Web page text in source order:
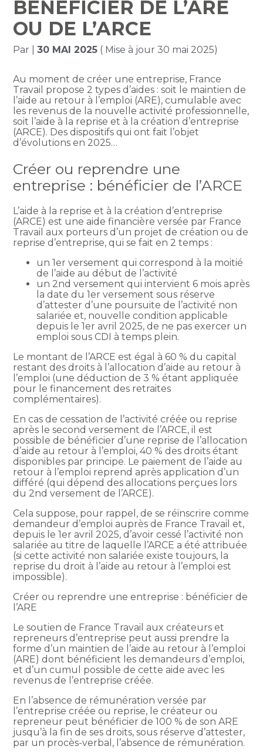
BÉNÉFICIER DE L’ARE
OU DE L’ARCE
Par |30 MAI 2025 ( Mise à jour 30 mai 2025)
Au moment de créer une entreprise, France
Travail propose 2 types d’aides : soit le maintien de
l’aide au retour à l’emploi (ARE), cumulable avec
les revenus de la nouvelle activité professionnelle,
soit l’aide à la reprise et à la création d’entreprise
(ARCE). Des dispositifs qui ont fait l’objet
d’évolutions en 2025…
Créer ou reprendre une
entreprise : bénéficier de l’ARCE
L’aide à la reprise et à la création d’entreprise
(ARCE) est une aide financière versée par France
Travail aux porteurs d’un projet de création ou de
reprise d’entreprise, qui se fait en 2 temps :
un 1er versement qui correspond à la moitié
de l’aide au début de l’activité
un 2nd versement qui intervient 6 mois après
la date du 1er versement sous réserve
d’attester d’une poursuite de l’activité non
salariée et, nouvelle condition applicable
depuis le 1er avril 2025, de ne pas exercer un
emploi sous CDI à temps plein.
Le montant de l’ARCE est égal à 60 % du capital
restant des droits à l’allocation d’aide au retour à
l’emploi (une déduction de 3 % étant appliquée
pour le financement des retraites
complémentaires).
En cas de cessation de l’activité créée ou reprise
après le second versement de l’ARCE, il est
possible de bénéficier d’une reprise de l’allocation
d’aide au retour à l’emploi, 40 % des droits étant
disponibles par principe. Le paiement de l’aide au
retour à l’emploi reprend après application d’un
différé (qui dépend des allocations perçues lors
du 2nd versement de l’ARCE).
Cela suppose, pour rappel, de se réinscrire comme
demandeur d’emploi auprès de France Travail et,
depuis le 1er avril 2025, d’avoir cessé l’activité non
salariée au titre de laquelle l’ARCE a été attribuée
(si cette activité non salariée existe toujours, la
reprise du droit à l’aide au retour à l’emploi est
impossible).
Créer ou reprendre une entreprise : bénéficier de
l’ARE
Le soutien de France Travail aux créateurs et
repreneurs d’entreprise peut aussi prendre la
forme d’un maintien de l’aide au retour à l’emploi
(ARE) dont bénéficient les demandeurs d’emploi,
et d’un cumul possible de cette aide avec les
revenus de l’entreprise créée.
En l’absence de rémunération versée par
l’entreprise créée ou reprise, le créateur ou
repreneur peut bénéficier de 100 % de son ARE
jusqu’à la fin de ses droits, sous réserve d’attester,
par un procès-verbal, l’absence de rémunération.